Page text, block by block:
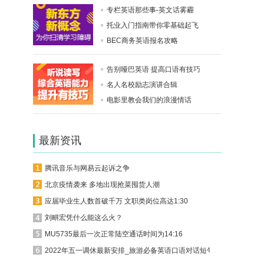
专栏英语那些事-英文话雾霾
托业入门指南带你零基础起飞
BEC商务英语报名攻略
告别哑巴英语 提高口语有技巧
名人名校励志演讲合辑
电影里教会我们的浪漫情话
最新资讯
腾讯音乐与网易云起诉之争
北京疫情袭来 多地出现抢菜囤货人潮
应届毕业生人数首破千万 文职类岗位高达1:30
刘畊宏凭什么能这么火？
MU5735最后一次正常陆空通话时间为14:16
2022年五一调休最新安排_旅游必备英语口语对话短句